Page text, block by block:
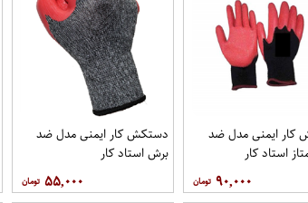
کار ایمنی مدل ضد
استاد کار
۹۰,۰۰۰
دستکش کار ایمنی مدل ضد
برش استاد کار
۵۵,۰۰۰